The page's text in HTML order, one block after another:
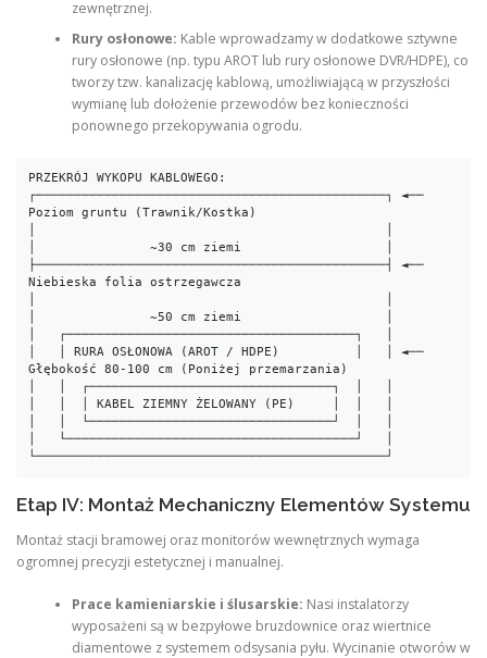
zewnętrznej.
Rury osłonowe: Kable wprowadzamy w dodatkowe sztywne
rury osłonowe (np. typu AROT lub rury osłonowe DVR/HDPE), co
tworzy tzw. kanalizację kablową, umożliwiającą w przyszłości
wymianę lub dołożenie przewodów bez konieczności
ponownego przekopywania ogrodu.
PRZEKRÓJ WYKOPU KABLOWEGO:
┌──────────────────────────────────────────────┐ ◄──
Poziom gruntu (Trawnik/Kostka)
│               ~30 cm ziemi                   │
├──────────────────────────────────────────────┤ ◄──
Niebieska folia ostrzegawcza
│               ~50 cm ziemi                   │
│   ┌──────────────────────────────────────┐   │
│   │ RURA OSŁONOWA (AROT / HDPE)          │   │ ◄──
Głębokość 80-100 cm (Poniżej przemarzania)
│   │  ┌────────────────────────────────┐  │   │
│   │  │ KABEL ZIEMNY ŻELOWANY (PE)     │  │   │
│   │  └────────────────────────────────┘  │   │
│   └──────────────────────────────────────┘   │
Etap IV: Montaż Mechaniczny Elementów Systemu
Montaż stacji bramowej oraz monitorów wewnętrznych wymaga
ogromnej precyzji estetycznej i manualnej.
Prace kamieniarskie i ślusarskie: Nasi instalatorzy
wyposażeni są w bezpyłowe bruzdownice oraz wiertnice
diamentowe z systemem odsysania pyłu. Wycinanie otworów w